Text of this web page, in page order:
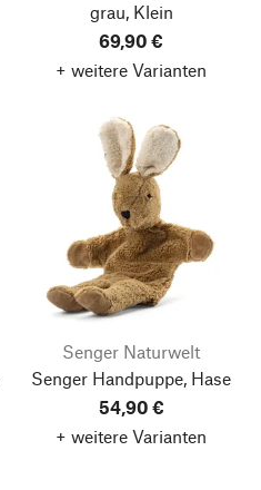
grau, Klein
69,90 €
+ weitere Varianten
Senger Naturwelt
Senger Handpuppe, Hase
54,90 €
+ weitere Varianten